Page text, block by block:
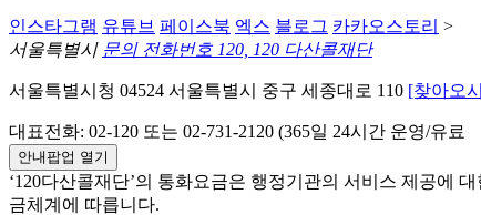
인스타그램 유튜브 페이스북 엑스 블로그 카카오스토리 >
서울특별시 문의 전화번호 120, 120 다산콜재단
서울특별시청 04524 서울특별시 중구 세종대로 110 [찾아오
대표전화: 02-120 또는 02-731-2120 (365일 24시간 운영/유료
안내팝업 열기
‘120다산콜재단’의 통화요금은 행정기관의 서비스 제공에 대
금체계에 따릅니다.